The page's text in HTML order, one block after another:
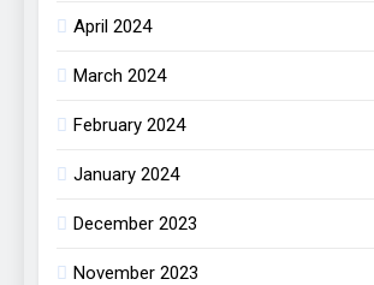
April 2024
March 2024
February 2024
January 2024
December 2023
November 2023